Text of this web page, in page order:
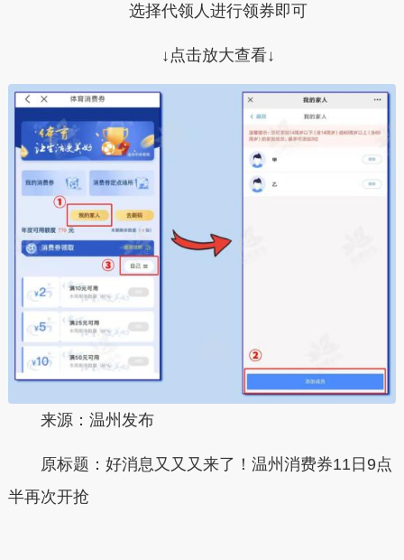
选择代领人进行领券即可
↓点击放大查看↓
来源：温州发布
原标题：好消息又又又来了！温州消费券11日9点
半再次开抢